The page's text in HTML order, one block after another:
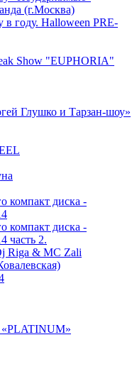
(г.Москва)
году. Halloween PRE-
Show "EUPHORIA"
Глушко и Тарзан-шоу»
компакт диска -
компакт диска -
часть 2.
Riga & MC Zali
«PLATINUM»